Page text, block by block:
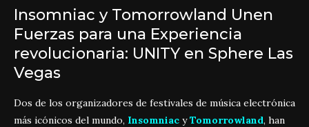
Insomniac y Tomorrowland Unen
Fuerzas para una Experiencia
revolucionaria: UNITY en Sphere Las
Vegas
Dos de los organizadores de festivales de música electrónica
más icónicos del mundo, Insomniac yTomorrowland, han